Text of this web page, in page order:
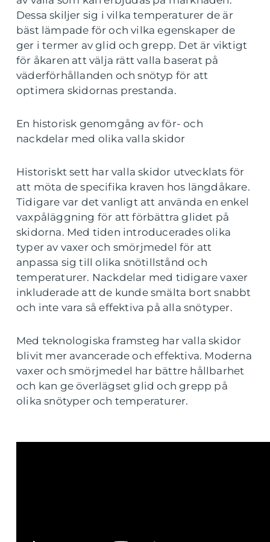
Dessa skiljer sig i vilka temperaturer de är
bäst lämpade för och vilka egenskaper de
ger i termer av glid och grepp. Det är viktigt
för åkaren att välja rätt valla baserat på
väderförhållanden och snötyp för att
optimera skidornas prestanda.
En historisk genomgång av för- och
nackdelar med olika valla skidor
Historiskt sett har valla skidor utvecklats för
att möta de specifika kraven hos längdåkare.
Tidigare var det vanligt att använda en enkel
vaxpåläggning för att förbättra glidet på
skidorna. Med tiden introducerades olika
typer av vaxer och smörjmedel för att
anpassa sig till olika snötillstånd och
temperaturer. Nackdelar med tidigare vaxer
inkluderade att de kunde smälta bort snabbt
och inte vara så effektiva på alla snötyper.
Med teknologiska framsteg har valla skidor
blivit mer avancerade och effektiva. Moderna
vaxer och smörjmedel har bättre hållbarhet
och kan ge överlägset glid och grepp på
olika snötyper och temperaturer.